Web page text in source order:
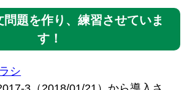
題を作り、練習させていま
す！
シ